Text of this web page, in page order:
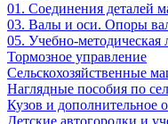
01. Соединения деталей
03. Валы и оси. Опоры
05. Учебно-методическая
Тормозное управление
Сельскохозяйственные
Наглядные пособия по
Кузов и дополнительное
Детские автогородки и